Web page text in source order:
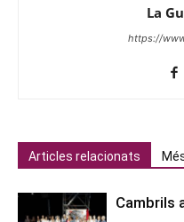
La
https://
Articles relacionats
Cambrils